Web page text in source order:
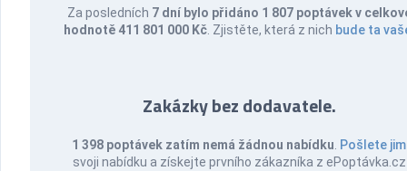
Za posledních 7 dní bylo přidáno 1 807 poptávek v
hodnotě 411 801 000 Kč . Zjistěte, která z nich bude ta
Zakázky bez dodavatele.
1 398 poptávek zatím nemá žádnou nabídku Pošlete jim
svoji nabídku a získejte prvního zákazníka z ePoptávka.cz